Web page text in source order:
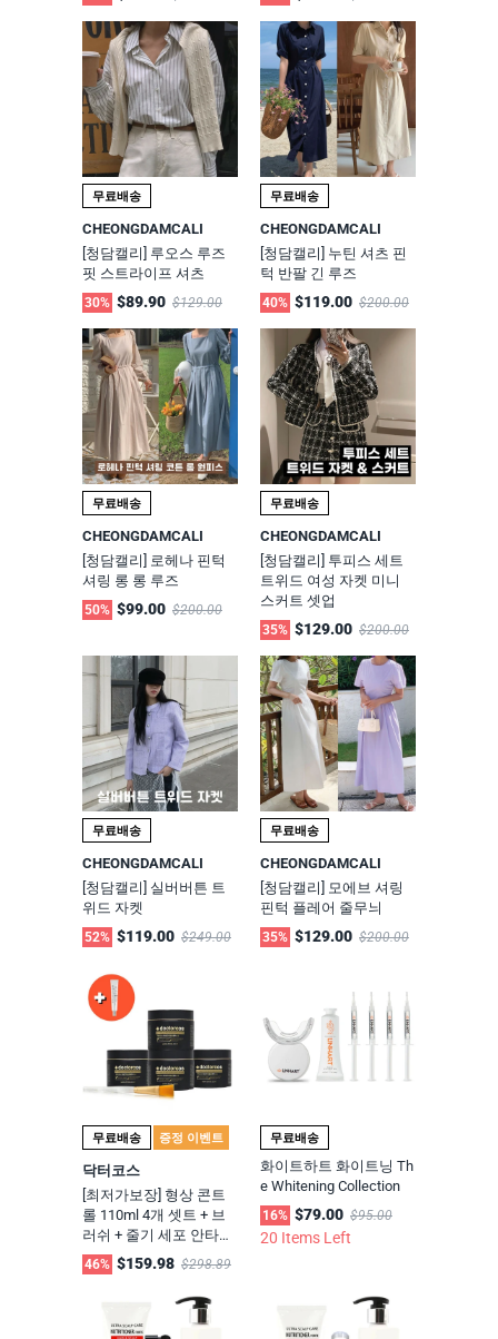
무료배송
CHEONGDAMCALI
[청담캘리] 루오스 루즈
핏 스트라이프 셔츠
30% $89.90 $129.00
무료배송
CHEONGDAMCALI
[청담캘리] 누틴 셔츠 핀
턱 반팔 긴 루즈
40% $119.00 $200.00
무료배송
CHEONGDAMCALI
[청담캘리] 로헤나 핀턱
셔링 롱 롱 루즈
50% $99.00 $200.00
무료배송
CHEONGDAMCALI
[청담캘리] 투피스 세트
트위드 여성 자켓 미니
스커트 셋업
35% $129.00 $200.00
무료배송
CHEONGDAMCALI
[청담캘리] 실버버튼 트
위드 자켓
52% $119.00 $249.00
무료배송
CHEONGDAMCALI
[청담캘리] 모에브 셔링
핀턱 플레어 줄무늬
35% $129.00 $200.00
무료배송 증정 이벤트
닥터코스
[최저가보장] 형상 콘트
롤 110ml 4개 셋트 + 브
러쉬 + 줄기 세포 안타티
신 아이크림 1개
46% $159.98 $298.89
무료배송
화이트하트 화이트닝 Th
e Whitening Collection
16% $79.00 $95.00
20 Items Left